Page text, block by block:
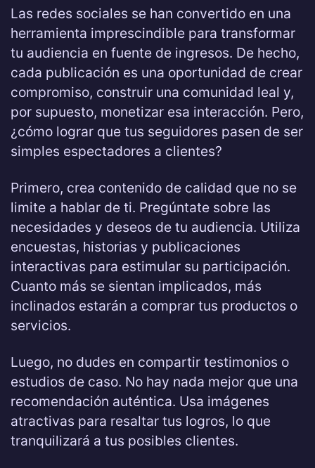
Las redes sociales se han convertido en una
herramienta imprescindible para transformar
tu audiencia en fuente de ingresos. De hecho,
cada publicación es una oportunidad de crear
compromiso, construir una comunidad leal y,
por supuesto, monetizar esa interacción. Pero,
¿cómo lograr que tus seguidores pasen de ser
simples espectadores a clientes?
Primero, crea contenido de calidad que no se
limite a hablar de ti. Pregúntate sobre las
necesidades y deseos de tu audiencia. Utiliza
encuestas, historias y publicaciones
interactivas para estimular su participación.
Cuanto más se sientan implicados, más
inclinados estarán a comprar tus productos o
servicios.
Luego, no dudes en compartir testimonios o
estudios de caso. No hay nada mejor que una
recomendación auténtica. Usa imágenes
atractivas para resaltar tus logros, lo que
tranquilizará a tus posibles clientes.